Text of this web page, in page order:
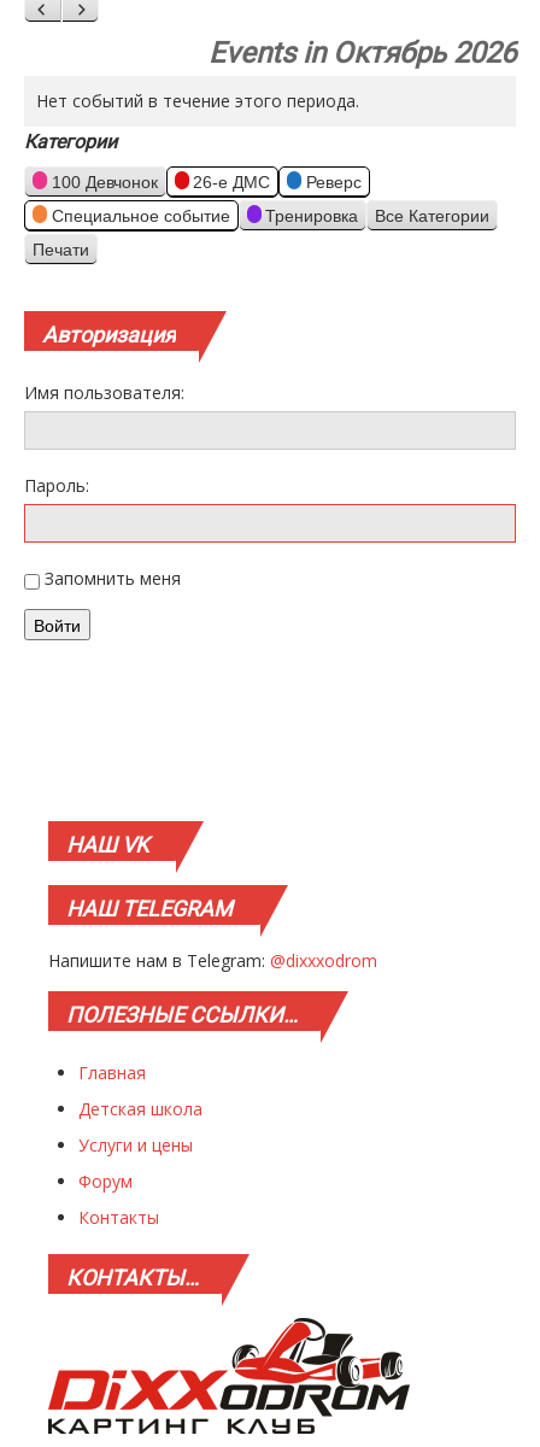
Назад
Вперед
Events in Октябрь 2026
Нет событий в течение этого периода.
Категории
100 Девчонок 26-е ДМС
Реверс
Специальное событие
Тренировка Все Категории
Просмотр
Печати
Авторизация
Имя пользователя:
Пароль:
Запомнить меня
Войти
НАШVK
НАШTELEGRAM
Напишите нам в Telegram: @dixxxodrom
ПОЛЕЗНЫЕССЫЛКИ…
Главная
Детская школа
Услуги и цены
Форум
Контакты
КОНТАКТЫ…